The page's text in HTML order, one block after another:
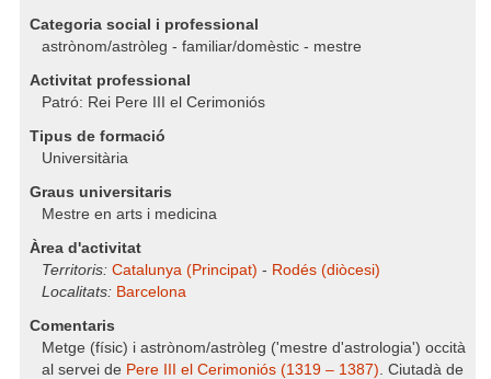
Categoria social i professional
astrònom/astròleg - familiar/domèstic - mestre
Activitat professional
Patró: Rei Pere III el Cerimoniós
Tipus de formació
Universitària
Graus universitaris
Mestre en arts i medicina
Àrea d'activitat
Territoris: Catalunya (Principat) - Rodés (diòcesi)
Localitats: Barcelona
Comentaris
Metge (físic) i astrònom/astròleg ('mestre d'astrologia') occità
al servei de Pere III el Cerimoniós (1319 – 1387). Ciutadà de